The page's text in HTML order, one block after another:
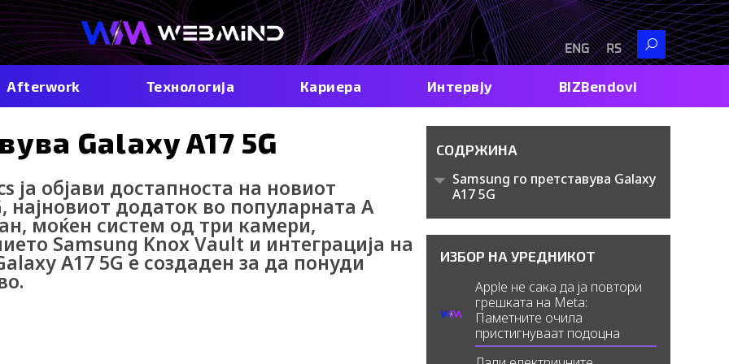
RS
ENG
Search
Afterwork Технологија Кариера Интервју BIZBendovi
Galaxy A17 5G
ја објави достапноста на новиот
најновиот додаток во популарната А
моќен систем од три камери,
Samsung Knox Vault и интеграција на
A17 5G е создаден за да понуди
СОДРЖИНА
Samsung го претставува Galaxy
A17 5G
ИЗБОР НА УРЕДНИКОТ
Apple не сака да ја повтори
грешката на Meta:
Паметните очила
пристигнуваат подоцна